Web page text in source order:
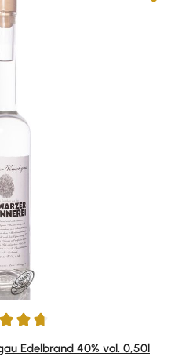
von 4.87 von 5 Sternen
Edelbrand 40% vol. 0,50l